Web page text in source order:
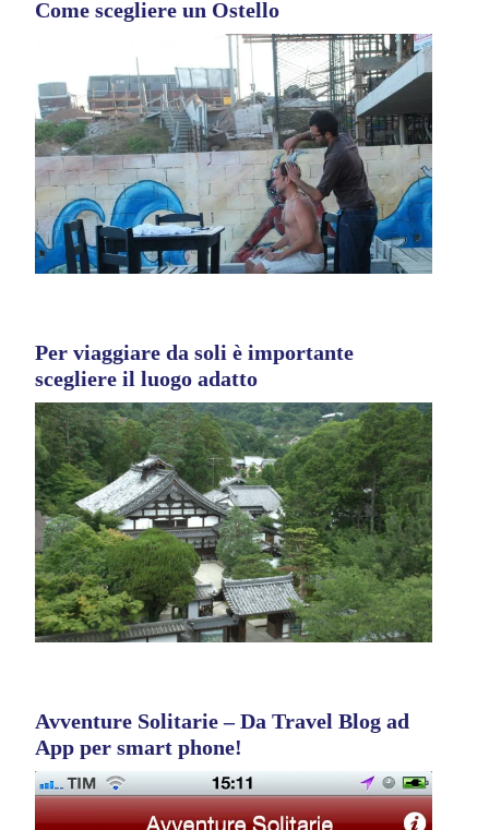
Come scegliere un Ostello
Per viaggiare da soli è importante
scegliere il luogo adatto
Avventure Solitarie – Da Travel Blog ad
App per smart phone!